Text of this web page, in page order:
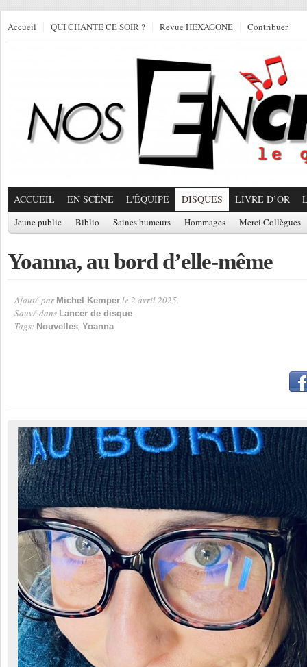
Accueil QUI CHANTE CE SOIR ? Revue HEXAGONE Contribuer
ACCUEIL EN SCÈNE L'ÉQUIPE DISQUES LIVRE D’OR
Jeune public Biblio Saines humeurs Hommages Merci Collègues
Yoanna, au bord d’elle-même
Ajouté par Michel Kemper le 2 avril 2025.
Sauvé dans Lancer de disque
Tags: Nouvelles, Yoanna